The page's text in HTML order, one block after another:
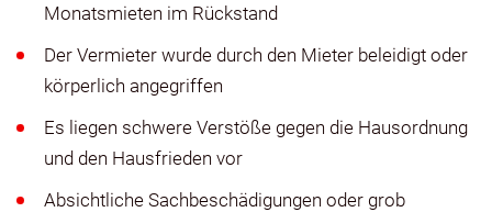
Monatsmieten im Rückstand
Der Vermieter wurde durch den Mieter beleidigt oder
körperlich angegriffen
Es liegen schwere Verstöße gegen die Hausordnung
und den Hausfrieden vor
Absichtliche Sachbeschädigungen oder grob